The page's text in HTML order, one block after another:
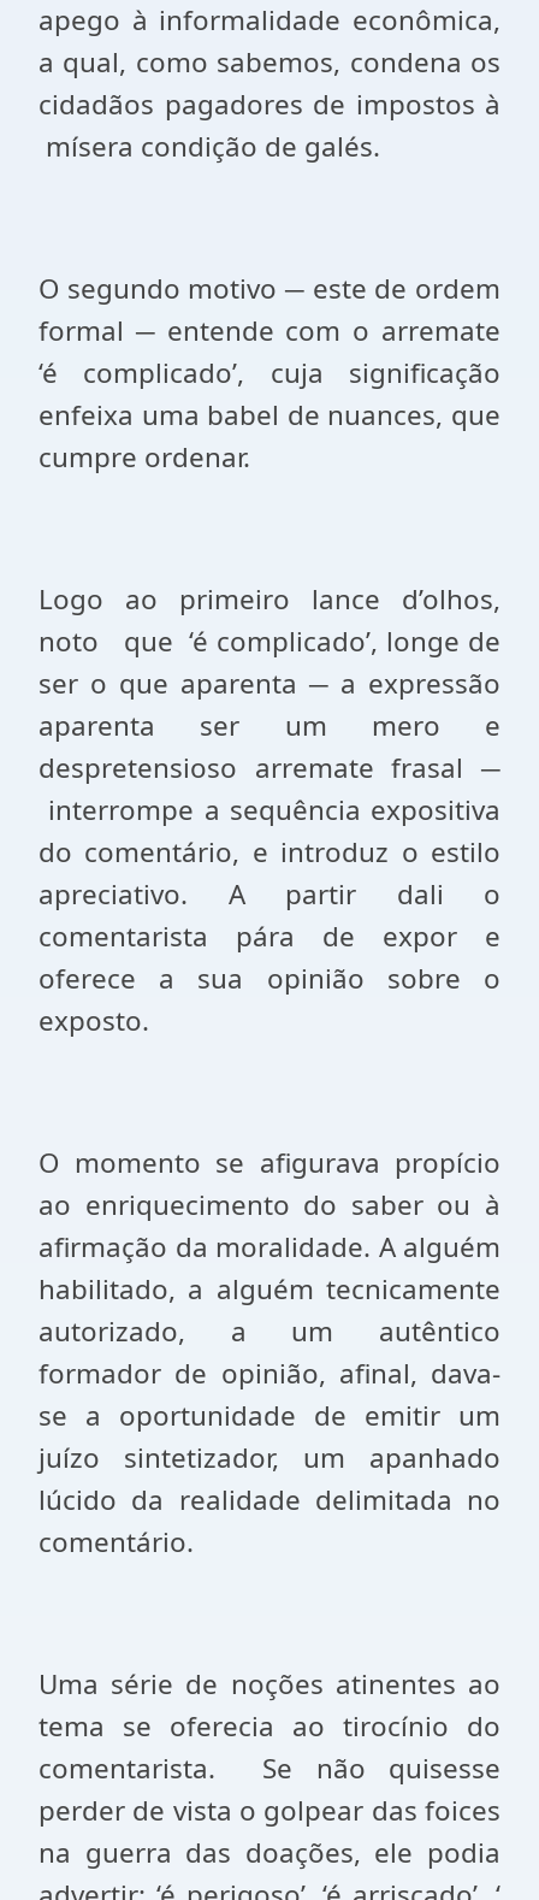
apego à informalidade econômica,
a qual, como sabemos, condena os
cidadãos pagadores de impostos à
mísera condição de galés.
O segundo motivo ─ este de ordem
formal ─ entende com o arremate
‘é complicado’, cuja significação
enfeixa uma babel de nuances, que
cumpre ordenar.
Logo ao primeiro lance d’olhos,
noto
que ‘é complicado’, longe de
ser o que aparenta ─ a expressão
aparenta ser um mero e
despretensioso arremate frasal ─
interrompe a sequência expositiva
do comentário, e introduz o estilo
apreciativo. A partir dali o
comentarista pára de expor e
oferece a sua opinião sobre o
exposto.
O momento se afigurava propício
ao enriquecimento do saber ou à
afirmação da moralidade. A alguém
habilitado, a alguém tecnicamente
autorizado, a um autêntico
formador de opinião, afinal, dava-
se a oportunidade de emitir um
juízo sintetizador, um apanhado
lúcido da realidade delimitada no
comentário.
Uma série de noções atinentes ao
tema se oferecia ao tirocínio do
comentarista.
Se não quisesse
perder de vista o golpear das foices
na guerra das doações, ele podia